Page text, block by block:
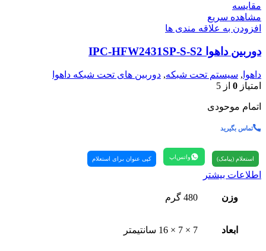
مقایسه
مشاهده سریع
افزودن به علاقه مندی ها
دوربین داهوا IPC-HFW2431SP-S-S2
داهوا , سیستم تحت شبکه, دوربین های تحت شبکه داهوا
امتیاز 0 از 5
اتمام موحودی
تماس بگیرید
استعلام (پیامک) واتس‌اپ کپی عنوان برای استعلام
اطلاعات بیشتر
وزن 480 گرم
ابعاد 7 × 7 × 16 سانتیمتر